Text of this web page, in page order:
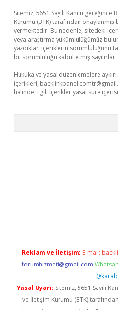
Sitemiz, 5651 Sayılı Kanun
Kurumu (BTK) tarafından onaylanmış
vermektedir. Bu nedenle, sitedeki
veya araştırma yükümlülüğümüz
yazdıkları içeriklerin sorumluluğunu
bu sorumluluğu kabul etmiş sayılırlar.
Hukuka ve yasal düzenlemelere
içerikleri,
halinde, ilgili içerikler yasal süre
Reklam ve İletişim: E-mail:
forumhizmeti@gmail.com
Yasal Uyarı: Sitemiz, 5651 Sayılı
ve İletişim Kurumu (BTK)